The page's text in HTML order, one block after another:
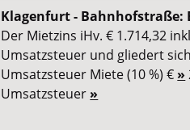
Klagenfurt - Bahnhofstraße:
Der Mietzins iHv. € 1.714,32
Umsatzsteuer und gliedert
Umsatzsteuer Miete (10 %) € »
Umsatzsteuer »